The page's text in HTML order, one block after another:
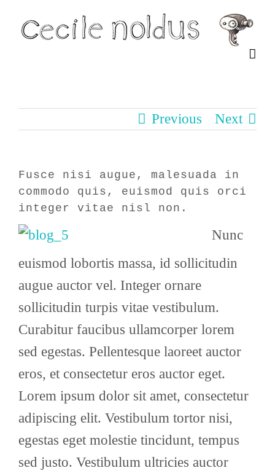
Previous Next
Fusce nisi augue, malesuada in
commodo quis, euismod quis orci
integer vitae nisl non.
Nunc
euismod lobortis massa, id sollicitudin
augue auctor vel. Integer ornare
sollicitudin turpis vitae vestibulum.
Curabitur faucibus ullamcorper lorem
sed egestas. Pellentesque laoreet auctor
eros, et consectetur eros auctor eget.
Lorem ipsum dolor sit amet, consectetur
adipiscing elit. Vestibulum tortor nisi,
egestas eget molestie tincidunt, tempus
sed justo. Vestibulum ultricies auctor